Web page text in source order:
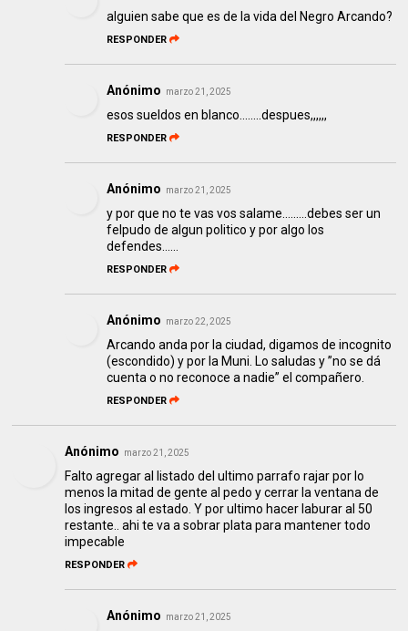
alguien sabe que es de la vida del Negro Arcando?
RESPONDER
Anónimo marzo 21, 2025
esos sueldos en blanco........despues,,,,,,
RESPONDER
Anónimo marzo 21, 2025
y por que no te vas vos salame.........debes ser un
felpudo de algun politico y por algo los
defendes......
RESPONDER
Anónimo marzo 22, 2025
Arcando anda por la ciudad, digamos de incognito
(escondido) y por la Muni. Lo saludas y ”no se dá
cuenta o no reconoce a nadie” el compañero.
RESPONDER
Anónimo marzo 21, 2025
Falto agregar al listado del ultimo parrafo rajar por lo
menos la mitad de gente al pedo y cerrar la ventana de
los ingresos al estado. Y por ultimo hacer laburar al 50
restante.. ahi te va a sobrar plata para mantener todo
impecable
RESPONDER
Anónimo marzo 21, 2025